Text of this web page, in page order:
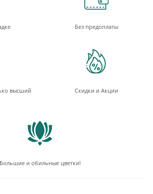
Без предоплаты
высший
Скидки и Акции
Большие и обильные цветки!